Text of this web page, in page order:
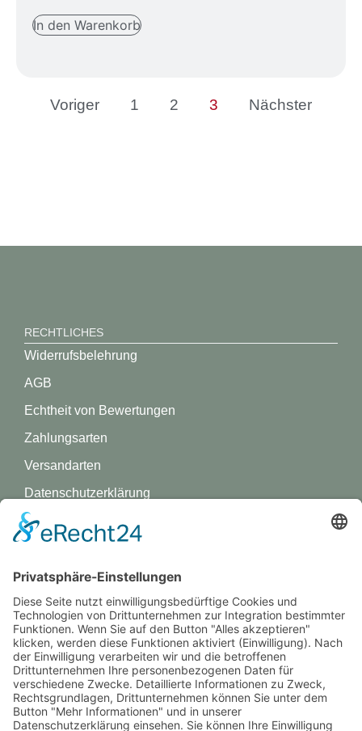
In den Warenkorb
Voriger 1 2 3 Nächster
RECHTLICHES
Widerrufsbelehrung
AGB
Echtheit von Bewertungen
Zahlungsarten
Versandarten
Datenschutz­erklärung
Impressum
GREVY ANGEBOT
Was ist Grevy?
BENUTZERANMELDUNG